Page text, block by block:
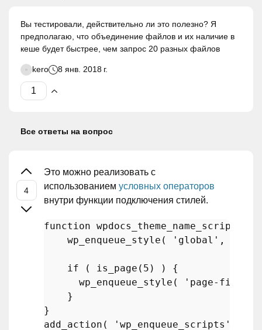
Вы тестировали, действительно ли это полезно? Я
предполагаю, что объединение файлов и их наличие в
кеше будет быстрее, чем запрос 20 разных файлов
kero 8 янв. 2018 г.
Все ответы на вопрос
Это можно реализовать с
использованием условных операторов
внутри функции подключения стилей.
function wpdocs_theme_name_scripts
wp_enqueue_style ( 'global' ,
if ( is_page ( 5 ) ) {
wp_enqueue_style ( 'page-five'
    }
add_action ( 'wp_enqueue_scripts'